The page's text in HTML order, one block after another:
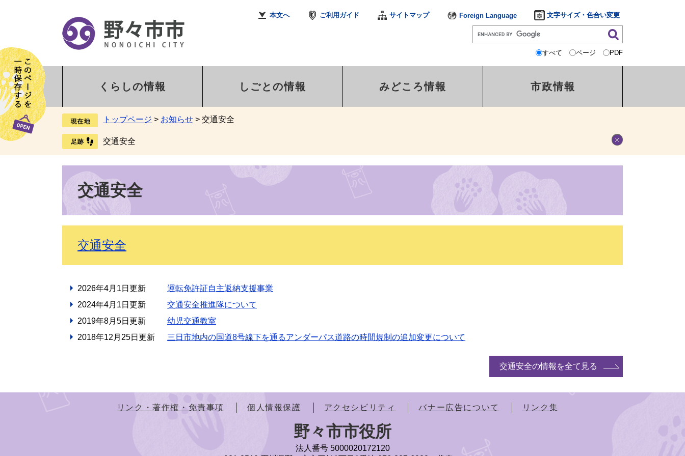
本文へ ご利用ガイド サイトマップ Foreign Language 文字サイズ・色合い変更
すべて ページ PDF
くらしの情報 しごとの情報 みどころ情報 市政情報
トップページ > お知らせ > 交通安全
交通安全
交通安全
交通安全
2026年4月1日更新
運転免許証自主返納支援事業
2024年4月1日更新
交通安全推進隊について
2019年8月5日更新
幼児交通教室
2018年12月25日更新
三日市地内の国道8号線下を通るアンダーパス道路の時間規制の追加変更について
交通安全の情報を全て見る
リンク・著作権・免責事項 個人情報保護 アクセシビリティ バナー広告について リンク集
野々市市役所
法人番号 5000020172120